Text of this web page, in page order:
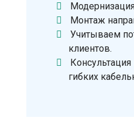
Монтаж
Учитываем
клиентов.
гибких